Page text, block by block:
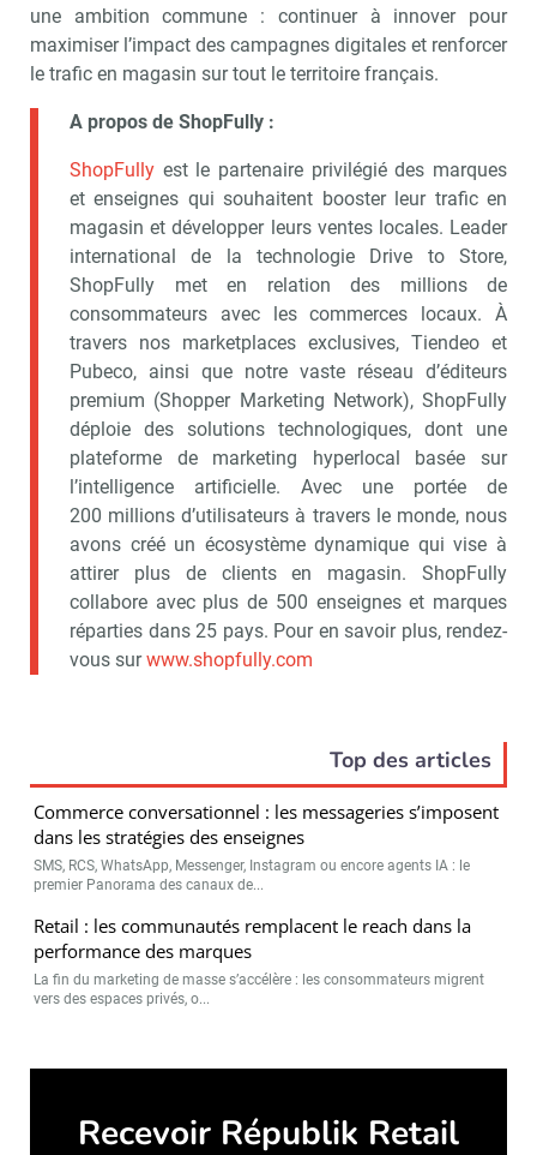
une ambition commune : continuer à innover pour
maximiser l’impact des campagnes digitales et renforcer
le trafic en magasin sur tout le territoire français.
A propos de ShopFully :
ShopFully est le partenaire privilégié des marques
et enseignes qui souhaitent booster leur trafic en
magasin et développer leurs ventes locales. Leader
international de la technologie Drive to Store,
ShopFully met en relation des millions de
consommateurs avec les commerces locaux. À
travers nos marketplaces exclusives, Tiendeo et
Pubeco, ainsi que notre vaste réseau d’éditeurs
premium (Shopper Marketing Network), ShopFully
déploie des solutions technologiques, dont une
plateforme de marketing hyperlocal basée sur
l’intelligence artificielle. Avec une portée de
200 millions d’utilisateurs à travers le monde, nous
avons créé un écosystème dynamique qui vise à
attirer plus de clients en magasin. ShopFully
collabore avec plus de 500 enseignes et marques
réparties dans 25 pays. Pour en savoir plus, rendez-
vous surwww.shopfully.com
Top des articles
Commerce conversationnel : les messageries s’imposent
dans les stratégies des enseignes
SMS, RCS, WhatsApp, Messenger, Instagram ou encore agents IA : le
premier Panorama des canaux de...
Retail : les communautés remplacent le reach dans la
performance des marques
La fin du marketing de masse s’accélère : les consommateurs migrent
vers des espaces privés, o...
Républik Retail est édité par